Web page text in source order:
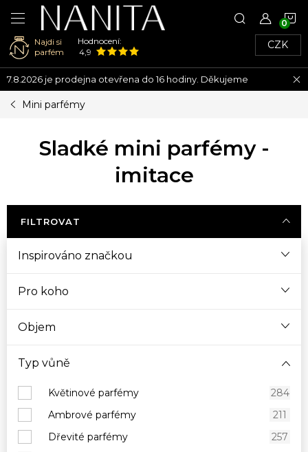
Přejít
na
obsah
Najdi si
parfém
Hodnocení:
4,9
CZK
7.8.2026 je prodejna otevřena do 16 hodiny. Děkujeme
Mini parfémy
Sladké mini parfémy -
imitace
FILTROVAT
Inspirováno značkou
Pro koho
Objem
Typ vůně
Květinové parfémy
284
Ambrové parfémy
211
Dřevité parfémy
257